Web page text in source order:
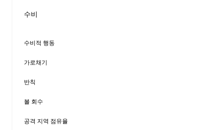
수비
수비적 행동
가로채기
반칙
볼 회수
공격 지역 점유율